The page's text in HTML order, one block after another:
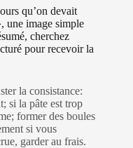
qu’on devait
une image simple
cherchez
pour recevoir la
la consistance:
si la pâte est trop
former des boules
si vous
garder au frais.